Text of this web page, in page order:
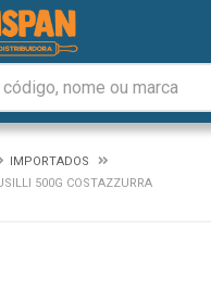
IMPORTADOS
500G COSTAZZURRA